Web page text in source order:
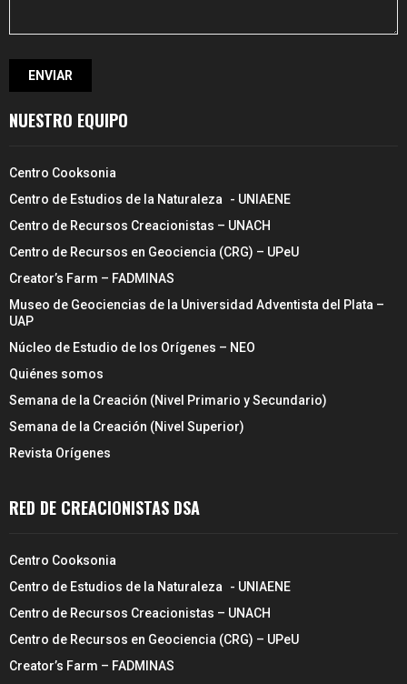
NUESTRO EQUIPO
Centro Cooksonia
Centro de Estudios de la Naturaleza - UNIAENE
Centro de Recursos Creacionistas – UNACH
Centro de Recursos en Geociencia (CRG) – UPeU
Creator’s Farm – FADMINAS
Museo de Geociencias de la Universidad Adventista del Plata –
UAP
Núcleo de Estudio de los Orígenes – NEO
Quiénes somos
Semana de la Creación (Nivel Primario y Secundario)
Semana de la Creación (Nivel Superior)
Revista Orígenes
RED DE CREACIONISTAS DSA
Centro Cooksonia
Centro de Estudios de la Naturaleza - UNIAENE
Centro de Recursos Creacionistas – UNACH
Centro de Recursos en Geociencia (CRG) – UPeU
Creator’s Farm – FADMINAS